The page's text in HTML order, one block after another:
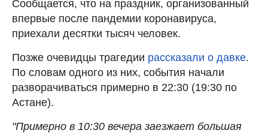
Сообщается, что на праздник, организованный
впервые после пандемии коронавируса,
приехали десятки тысяч человек.
Позже очевидцы трагедии рассказали о давке.
По словам одного из них, события начали
разворачиваться примерно в 22:30 (19:30 по
Астане).
"Примерно в 10:30 вечера заезжает большая